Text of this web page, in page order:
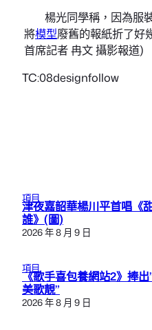
楊光同學稱，因為服
將模型廢舊的報紙折了好
首席記者 冉文 攝影報道)
TC:08designfollow
項目
津夜嘉韶華楊川平首唱《
誰》(圖)
2026 年 8 月 9 日
項目
《歌手喜包養網站2》捧
美歌靚”
2026 年 8 月 9 日